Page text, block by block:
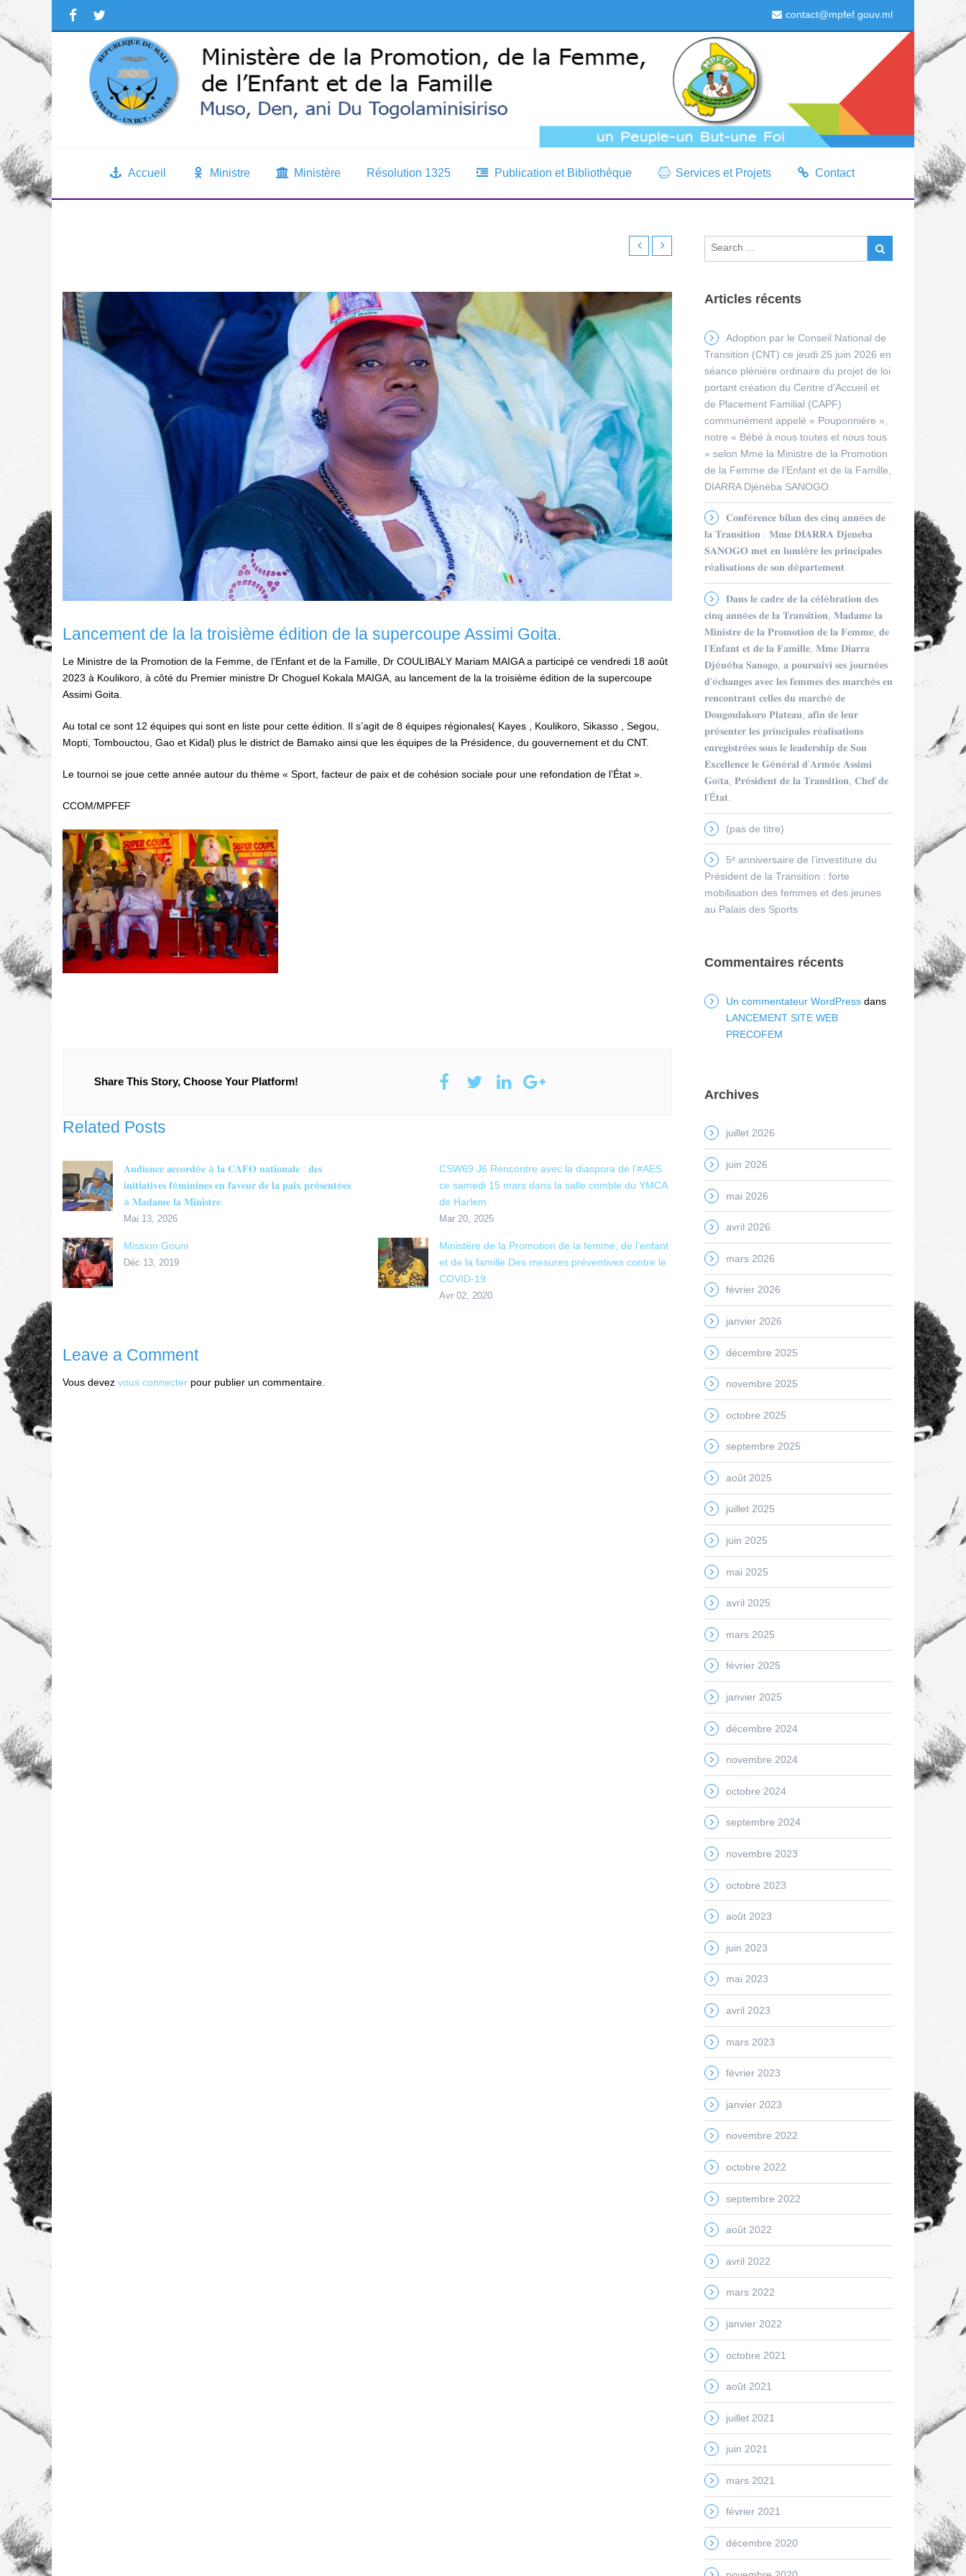
contact@mpfef.gouv.ml
Accueil Ministre Ministère Résolution 1325 Publication et Bibliothèque Services et Projets Contact
Lancement de la la troisième édition de la supercoupe Assimi Goita.
Le Ministre de la Promotion de la Femme, de l’Enfant et de la Famille, Dr COULIBALY Mariam MAIGA a participé ce vendredi 18 août
2023 à Koulikoro, à côté du Premier ministre Dr Choguel Kokala MAIGA, au lancement de la la troisième édition de la supercoupe
Assimi Goita.
Au total ce sont 12 équipes qui sont en liste pour cette édition. Il s’agit de 8 équipes régionales( Kayes , Koulikoro, Sikasso , Segou,
Mopti, Tombouctou, Gao et Kidal) plus le district de Bamako ainsi que les équipes de la Présidence, du gouvernement et du CNT.
Le tournoi se joue cette année autour du thème « Sport, facteur de paix et de cohésion sociale pour une refondation de l’État ».
CCOM/MPFEF
Share This Story, Choose Your Platform!
Related Posts
𝐀𝐮𝐝𝐢𝐞𝐧𝐜𝐞 𝐚𝐜𝐜𝐨𝐫𝐝é𝐞 à 𝐥𝐚 𝐂𝐀𝐅𝐎 𝐧𝐚𝐭𝐢𝐨𝐧𝐚𝐥𝐞 : 𝐝𝐞𝐬
𝐢𝐧𝐢𝐭𝐢𝐚𝐭𝐢𝐯𝐞𝐬 𝐟é𝐦𝐢𝐧𝐢𝐧𝐞𝐬 𝐞𝐧 𝐟𝐚𝐯𝐞𝐮𝐫 𝐝𝐞 𝐥𝐚 𝐩𝐚𝐢𝐱 𝐩𝐫é𝐬𝐞𝐧𝐭é𝐞𝐬
à 𝐌𝐚𝐝𝐚𝐦𝐞 𝐥𝐚 𝐌𝐢𝐧𝐢𝐬𝐭𝐫𝐞.
Mai 13, 2026
CSW69 J6 Rencontre avec la diaspora de l’#AES
ce samedi 15 mars dans la salle comble du YMCA
de Harlem.
Mar 20, 2025
Mission Gouni
Déc 13, 2019
Ministère de la Promotion de la femme, de l’enfant
et de la famille Des mesures préventives contre le
COVID-19
Avr 02, 2020
Leave a Comment
Vous devez vous connecter pour publier un commentaire.
Articles récents
Adoption par le Conseil National de
Transition (CNT) ce jeudi 25 juin 2026 en
séance plénière ordinaire du projet de loi
portant création du Centre d’Accueil et
de Placement Familial (CAPF)
communément appelé « Pouponnière »,
notre « Bébé à nous toutes et nous tous
» selon Mme la Ministre de la Promotion
de la Femme de l’Enfant et de la Famille,
DIARRA Djénéba SANOGO.
𝐂𝐨𝐧𝐟é𝐫𝐞𝐧𝐜𝐞 𝐛𝐢𝐥𝐚𝐧 𝐝𝐞𝐬 𝐜𝐢𝐧𝐪 𝐚𝐧𝐧é𝐞𝐬 𝐝𝐞
𝐥𝐚 𝐓𝐫𝐚𝐧𝐬𝐢𝐭𝐢𝐨𝐧 : 𝐌𝐦𝐞 𝐃𝐈𝐀𝐑𝐑𝐀 𝐃𝐣𝐞𝐧𝐞𝐛𝐚
𝐒𝐀𝐍𝐎𝐆𝐎 𝐦𝐞𝐭 𝐞𝐧 𝐥𝐮𝐦𝐢è𝐫𝐞 𝐥𝐞𝐬 𝐩𝐫𝐢𝐧𝐜𝐢𝐩𝐚𝐥𝐞𝐬
𝐫é𝐚𝐥𝐢𝐬𝐚𝐭𝐢𝐨𝐧𝐬 𝐝𝐞 𝐬𝐨𝐧 𝐝é𝐩𝐚𝐫𝐭𝐞𝐦𝐞𝐧𝐭.
𝐃𝐚𝐧𝐬 𝐥𝐞 𝐜𝐚𝐝𝐫𝐞 𝐝𝐞 𝐥𝐚 𝐜é𝐥é𝐛𝐫𝐚𝐭𝐢𝐨𝐧 𝐝𝐞𝐬
𝐜𝐢𝐧𝐪 𝐚𝐧𝐧é𝐞𝐬 𝐝𝐞 𝐥𝐚 𝐓𝐫𝐚𝐧𝐬𝐢𝐭𝐢𝐨𝐧, 𝐌𝐚𝐝𝐚𝐦𝐞 𝐥𝐚
𝐌𝐢𝐧𝐢𝐬𝐭𝐫𝐞 𝐝𝐞 𝐥𝐚 𝐏𝐫𝐨𝐦𝐨𝐭𝐢𝐨𝐧 𝐝𝐞 𝐥𝐚 𝐅𝐞𝐦𝐦𝐞, 𝐝𝐞
𝐥’𝐄𝐧𝐟𝐚𝐧𝐭 𝐞𝐭 𝐝𝐞 𝐥𝐚 𝐅𝐚𝐦𝐢𝐥𝐥𝐞, 𝐌𝐦𝐞 𝐃𝐢𝐚𝐫𝐫𝐚
𝐃𝐣é𝐧é𝐛𝐚 𝐒𝐚𝐧𝐨𝐠𝐨, 𝐚 𝐩𝐨𝐮𝐫𝐬𝐮𝐢𝐯𝐢 𝐬𝐞𝐬 𝐣𝐨𝐮𝐫𝐧é𝐞𝐬
𝐝’é𝐜𝐡𝐚𝐧𝐠𝐞𝐬 𝐚𝐯𝐞𝐜 𝐥𝐞𝐬 𝐟𝐞𝐦𝐦𝐞𝐬 𝐝𝐞𝐬 𝐦𝐚𝐫𝐜𝐡é𝐬 𝐞𝐧
𝐫𝐞𝐧𝐜𝐨𝐧𝐭𝐫𝐚𝐧𝐭 𝐜𝐞𝐥𝐥𝐞𝐬 𝐝𝐮 𝐦𝐚𝐫𝐜𝐡é 𝐝𝐞
𝐃𝐨𝐮𝐠𝐨𝐮𝐥𝐚𝐤𝐨𝐫𝐨 𝐏𝐥𝐚𝐭𝐞𝐚𝐮, 𝐚𝐟𝐢𝐧 𝐝𝐞 𝐥𝐞𝐮𝐫
𝐩𝐫é𝐬𝐞𝐧𝐭𝐞𝐫 𝐥𝐞𝐬 𝐩𝐫𝐢𝐧𝐜𝐢𝐩𝐚𝐥𝐞𝐬 𝐫é𝐚𝐥𝐢𝐬𝐚𝐭𝐢𝐨𝐧𝐬
𝐞𝐧𝐫𝐞𝐠𝐢𝐬𝐭𝐫é𝐞𝐬 𝐬𝐨𝐮𝐬 𝐥𝐞 𝐥𝐞𝐚𝐝𝐞𝐫𝐬𝐡𝐢𝐩 𝐝𝐞 𝐒𝐨𝐧
𝐄𝐱𝐜𝐞𝐥𝐥𝐞𝐧𝐜𝐞 𝐥𝐞 𝐆é𝐧é𝐫𝐚𝐥 𝐝’𝐀𝐫𝐦é𝐞 𝐀𝐬𝐬𝐢𝐦𝐢
𝐆𝐨ï𝐭𝐚, 𝐏𝐫é𝐬𝐢𝐝𝐞𝐧𝐭 𝐝𝐞 𝐥𝐚 𝐓𝐫𝐚𝐧𝐬𝐢𝐭𝐢𝐨𝐧, 𝐂𝐡𝐞𝐟 𝐝𝐞
𝐥’É𝐭𝐚𝐭.
(pas de titre)
5ᵉ anniversaire de l’investiture du
Président de la Transition : forte
mobilisation des femmes et des jeunes
au Palais des Sports
Commentaires récents
Un commentateur WordPressdans
LANCEMENT SITE WEB
PRECOFEM
Archives
juillet 2026
juin 2026
mai 2026
avril 2026
mars 2026
février 2026
janvier 2026
décembre 2025
novembre 2025
octobre 2025
septembre 2025
août 2025
juillet 2025
juin 2025
mai 2025
avril 2025
mars 2025
février 2025
janvier 2025
décembre 2024
novembre 2024
octobre 2024
septembre 2024
novembre 2023
octobre 2023
août 2023
juin 2023
mai 2023
avril 2023
mars 2023
février 2023
janvier 2023
novembre 2022
octobre 2022
septembre 2022
août 2022
avril 2022
mars 2022
janvier 2022
octobre 2021
août 2021
juillet 2021
juin 2021
mars 2021
février 2021
décembre 2020